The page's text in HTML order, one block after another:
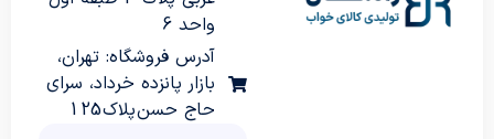
واحد 6
آدرس فروشگاه: تهران،
بازار پانزده خرداد، سرای
حاج حسن پلاک 125